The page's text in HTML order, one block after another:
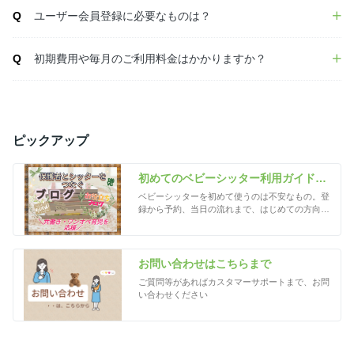
Q ユーザー会員登録に必要なものは？
Q 初期費用や毎月のご利用料金はかかりますか？
ピックアップ
初めてのベビーシッター利用ガイド｜
準備から当日までの流れ
ベビーシッターを初めて使うのは不安なもの。登
録から予約、当日の流れまで、はじめての方向け
お問い合わせはこちらまで
ご質問等があればカスタマーサポートまで、お問
い合わせください